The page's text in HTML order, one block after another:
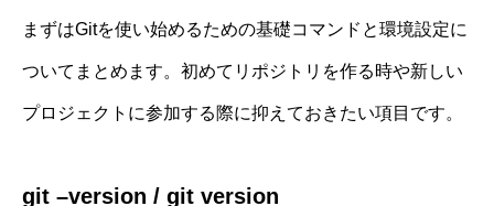
まずはGitを使い始めるための基礎コマンドと環境設定に
ついてまとめます。初めてリポジトリを作る時や新しい
プロジェクトに参加する際に抑えておきたい項目です。
git –version / git version